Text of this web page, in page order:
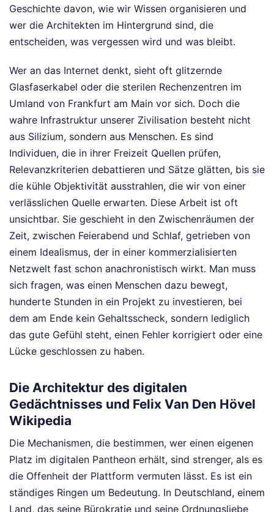
Geschichte davon, wie wir Wissen organisieren und
wer die Architekten im Hintergrund sind, die
entscheiden, was vergessen wird und was bleibt.
Wer an das Internet denkt, sieht oft glitzernde
Glasfaserkabel oder die sterilen Rechenzentren im
Umland von Frankfurt am Main vor sich. Doch die
wahre Infrastruktur unserer Zivilisation besteht nicht
aus Silizium, sondern aus Menschen. Es sind
Individuen, die in ihrer Freizeit Quellen prüfen,
Relevanzkriterien debattieren und Sätze glätten, bis sie
die kühle Objektivität ausstrahlen, die wir von einer
verlässlichen Quelle erwarten. Diese Arbeit ist oft
unsichtbar. Sie geschieht in den Zwischenräumen der
Zeit, zwischen Feierabend und Schlaf, getrieben von
einem Idealismus, der in einer kommerzialisierten
Netzwelt fast schon anachronistisch wirkt. Man muss
sich fragen, was einen Menschen dazu bewegt,
hunderte Stunden in ein Projekt zu investieren, bei
dem am Ende kein Gehaltsscheck, sondern lediglich
das gute Gefühl steht, einen Fehler korrigiert oder eine
Lücke geschlossen zu haben.
Die Architektur des digitalen
Gedächtnisses und Felix Van Den Hövel
Wikipedia
Die Mechanismen, die bestimmen, wer einen eigenen
Platz im digitalen Pantheon erhält, sind strenger, als es
die Offenheit der Plattform vermuten lässt. Es ist ein
ständiges Ringen um Bedeutung. In Deutschland, einem
Land, das seine Bürokratie und seine Ordnungsliebe